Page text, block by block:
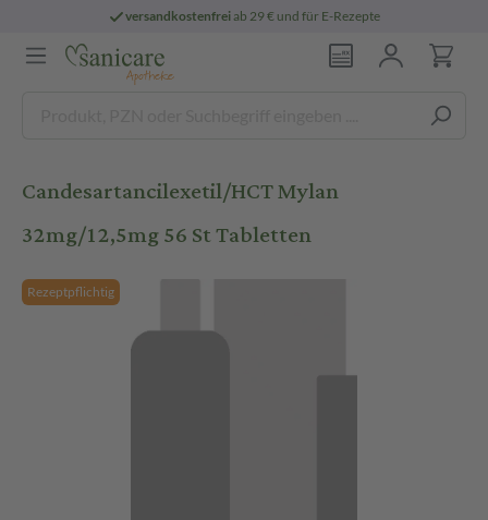
versandkostenfreiab 29 € und für E-Rezepte
Candesartancilexetil/HCT Mylan
32mg/12,5mg 56 St Tabletten
Rezeptpflichtig